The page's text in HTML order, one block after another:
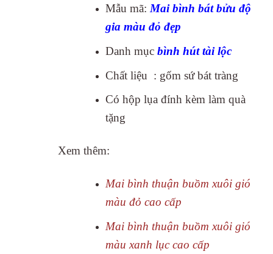
Mẫu mã:Mai bình bát bửu độ
gia màu đỏ đẹp
Danh mụcbình hút tài lộc
Chất liệu : gốm sứ bát tràng
Có hộp lụa đính kèm làm quà
tặng
Xem thêm:
Mai bình thuận buồm xuôi gió
màu đỏ cao cấp
Mai bình thuận buồm xuôi gió
màu xanh lục cao cấp